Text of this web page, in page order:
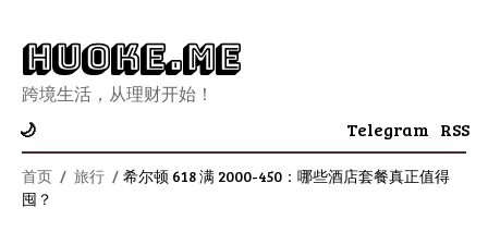
Huoke.Me
跨境生活，从理财开始！
🌙 Telegram RSS
首页 / 旅行 / 希尔顿 618 满 2000-450：哪些酒店套餐真正值得
囤？